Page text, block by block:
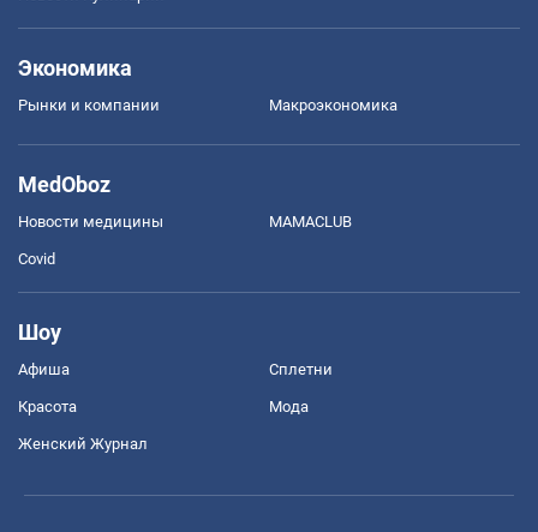
Экономика
Рынки и компании Mакроэкономика
MedOboz
Новости медицины MAMACLUB
Covid
Шоу
Афиша Сплетни
Красота Мода
Женский Журнал